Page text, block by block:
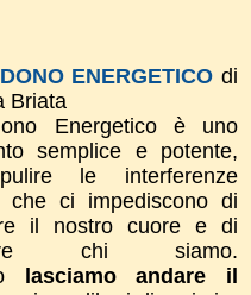
ENERGETICO di
Briata
Energetico è uno
semplice e potente,
le interferenze
che ci impediscono di
il nostro cuore e di
chi siamo.
lasciamo andare il